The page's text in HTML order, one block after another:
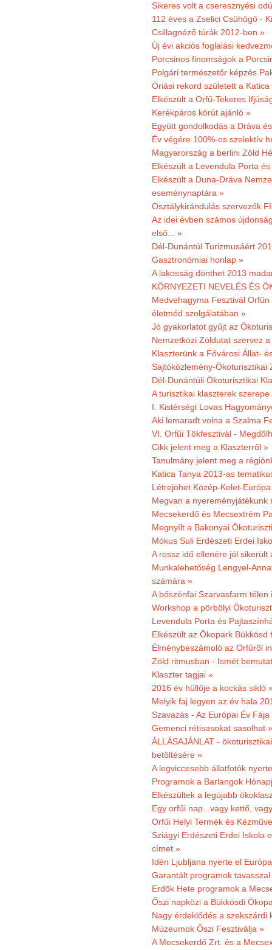
Sikeres volt a cseresznyési
112 éves a Zselici Csühögő -
Csillagnéző túrák 2012-ben »
Új évi akciós foglalási
Porcsinos finomságok a
Polgári természetőr képzés
Óriási rekord született a Katica
Elkészült a Orfű-Tekeres
Kerékpáros körút ajánló »
Együtt gondolkodás a Dráva
Év végére 100%-os szelektív
Magyarország a berlini Zöld
Elkészült a Levendula Porta
Elkészült a Duna-Dráva
eseménynaptára »
Osztálykirándulás szervezők
Az idei évben számos
első... »
Dél-Dunántúl Turizmusáért
Gasztronómiai honlap »
A lakosság dönthet 2013
KÖRNYEZETI NEVELÉS ÉS
Medvehagyma Fesztivál
életmód szolgálatában »
Jó gyakorlatot gyűjt az
Nemzetközi Zöldutat szervez
Klaszterünk a Fővárosi Állat-
Sajtóközlemény-Ökoturisztikai
Dél-Dunántúli Ökoturisztikai
A turisztikai klaszterek
I. Kistérségi Lovas
Aki lemaradt volna a Szalma
VI. Orfűi Tökfesztivál -
Cikk jelent meg a Klaszterről »
Tanulmány jelent meg a
Katica Tanya 2013-as
Létrejöhet Közép-Kelet-
Megvan a nyereményjátékunk
Mecsekerdő és Mecsextrém
Megnyílt a Bakonyai
Mókus Suli Erdészeti Erdei
A rossz idő ellenére jól sikerült
Munkalehetőség Lengyel-
számára »
A bőszénfai Szarvasfarm
Workshop a pörbölyi
Levendula Porta és
Elkészült az Ökopark
Élménybeszámoló az Orfűről
Zöld ritmusban - Ismét
Klaszter tagjai »
2016 év hüllője a kockás sikló
Melyik faj legyen az év hala
Szavazás - Az Európai Év
Gemenci rétisasokat sasolhat »
ÁLLÁSAJÁNLAT -
betöltésére »
A legviccesebb állatfotók
Programok a Barlangok
Elkészültek a legújabb
Egy orfűi nap...vagy kettő,
Orfűi Helyi Termék és
Sziágyi Erdészeti Erdei Iskola
címet »
Idén Ljubljana nyerte el
Garantált programok tavasszal
Erdők Hete programok a
Őszi napközi a Bükkösdi
Nagy érdeklődés a szekszárdi
Múzeumok Őszi Fesztiválja »
A Mecsekerdő Zrt. és a